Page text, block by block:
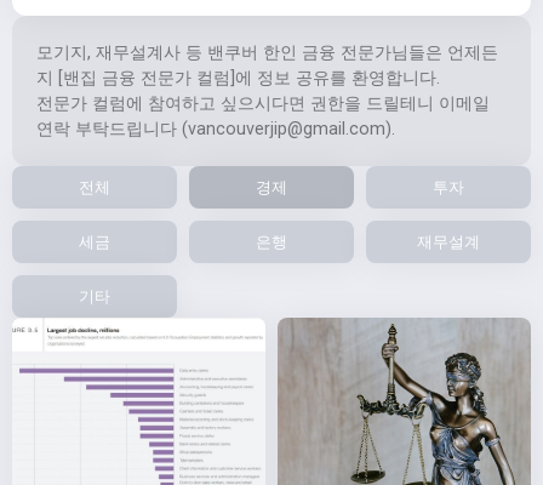
모기지, 재무설계사 등 밴쿠버 한인 금융 전문가님들은 언제든
지 [밴집 금융 전문가 컬럼]에 정보 공유를 환영합니다.
전문가 컬럼에 참여하고 싶으시다면 권한을 드릴테니 이메일
연락 부탁드립니다 (vancouverjip@gmail.com).
전체 경제 투자
세금 은행 재무설계
기타